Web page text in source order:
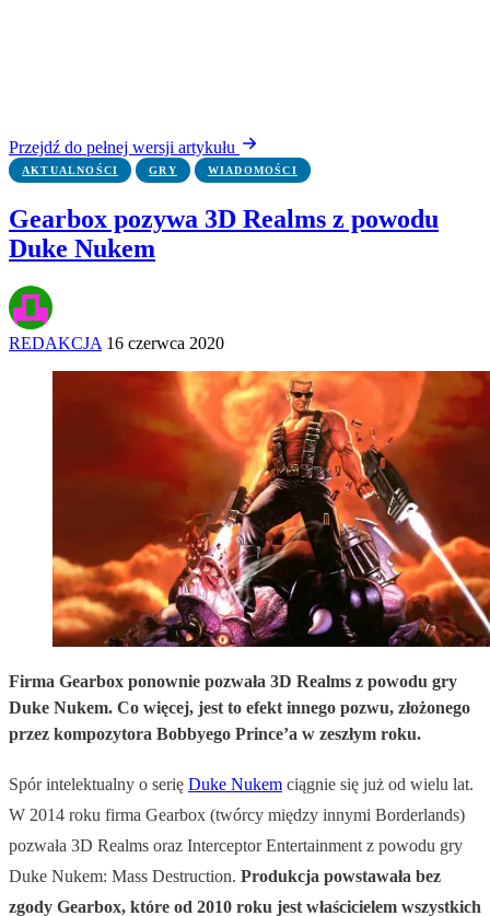
Przejdź do pełnej wersji artykułu
AKTUALNOŚCI GRY WIADOMOŚCI
Gearbox pozywa 3D Realms z powodu
Duke Nukem
REDAKCJA 16 czerwca 2020
Firma Gearbox ponownie pozwała 3D Realms z powodu gry
Duke Nukem. Co więcej, jest to efekt innego pozwu, złożonego
przez kompozytora Bobbyego Prince’a w zeszłym roku.
Spór intelektualny o serię Duke Nukem ciągnie się już od wielu lat.
W 2014 roku firma Gearbox (twórcy między innymi Borderlands)
pozwała 3D Realms oraz Interceptor Entertainment z powodu gry
Duke Nukem: Mass Destruction. Produkcja powstawała bez
zgody Gearbox, które od 2010 roku jest właścicielem wszystkich